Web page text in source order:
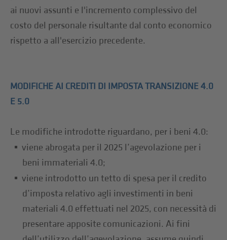
ai nuovi assunti e l'incremento complessivo del
costo del personale risultante dal conto economico
rispetto a all'esercizio precedente.
MODIFICHE AI CREDITI DI IMPOSTA TRANSIZIONE 4.0
E 5.0
Le modifiche introdotte riguardano, per i beni 4.0:
viene abrogata per il 2025 l’agevolazione per i
beni immateriali 4.0;
viene introdotto un tetto di spesa per il credito
d’imposta relativo agli investimenti in beni
materiali 4.0 effettuati nel 2025, con necessità di
presentare apposite comunicazioni. Ai fini